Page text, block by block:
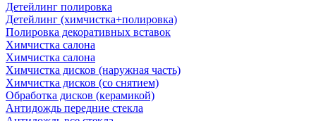
Детейлинг полировка
Детейлинг (химчистка+полировка)
Полировка декоративных вставок
Химчистка салона
Химчистка салона
Химчистка дисков (наружная часть)
Химчистка дисков (со снятием)
Обработка дисков (керамикой)
Антидождь передние стекла